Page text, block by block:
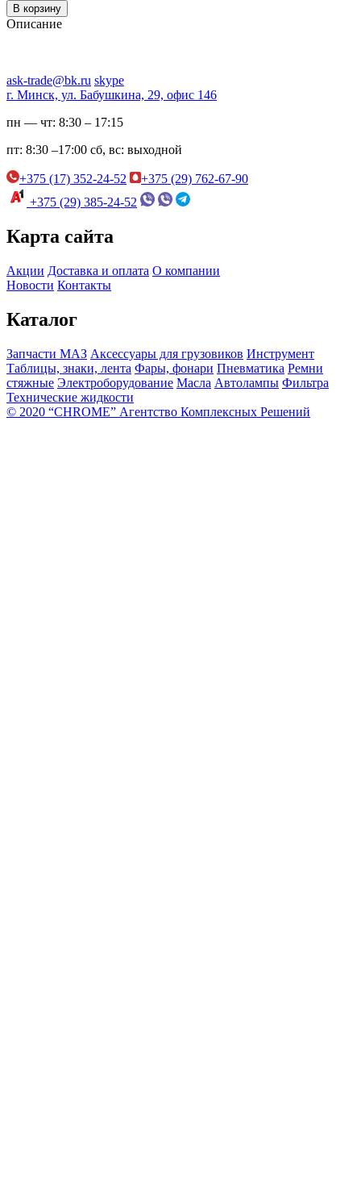
В корзину
Описание
ask-trade@bk.ru skype
г. Минск, ул. Бабушкина, 29, офис 146
пн — чт: 8:30 – 17:15
пт: 8:30 –17:00 сб, вс: выходной
+375 (17) 352-24-52
+375 (29) 762-67-90
+375 (29) 385-24-52
Карта сайта
Акции Доставка и оплата О компании
Новости Контакты
Каталог
Запчасти МАЗ Аксессуары для грузовиков Инструмент
Таблицы, знаки, лента Фары, фонари Пневматика Ремни
стяжные Электроборудование Масла Автолампы Фильтра
Технические жидкости
© 2020 “CHROME” Агентство Комплексных Решений